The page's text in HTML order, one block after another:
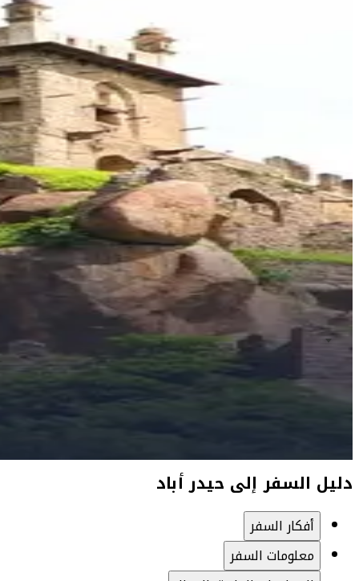
دليل السفر إلى حيدر أباد
أفكار السفر
معلومات السفر